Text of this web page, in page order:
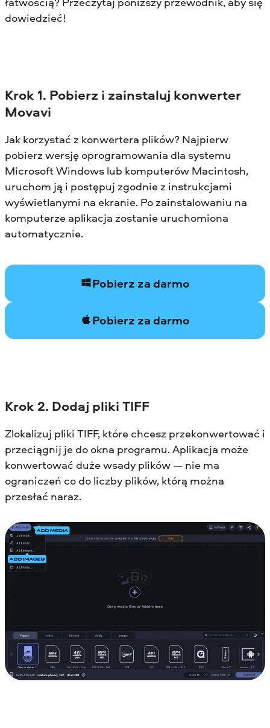
dowiedzieć!
Krok 1. Pobierz i zainstaluj konwerter
Movavi
Jak korzystać z konwertera plików? Najpierw
pobierz wersję oprogramowania dla systemu
Microsoft Windows lub komputerów Macintosh,
uruchom ją i postępuj zgodnie z instrukcjami
wyświetlanymi na ekranie. Po zainstalowaniu na
komputerze aplikacja zostanie uruchomiona
automatycznie.
Pobierz za darmo
Pobierz za darmo
Krok 2. Dodaj pliki TIFF
Zlokalizuj pliki TIFF, które chcesz przekonwertować i
przeciągnij je do okna programu. Aplikacja może
konwertować duże wsady plików — nie ma
ograniczeń co do liczby plików, którą można
przesłać naraz.